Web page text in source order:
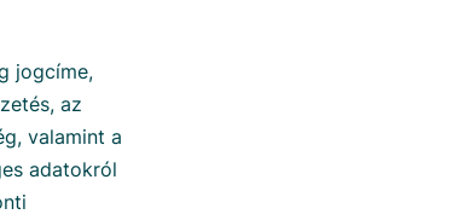
jogcíme,
az
valamint a
adatokról